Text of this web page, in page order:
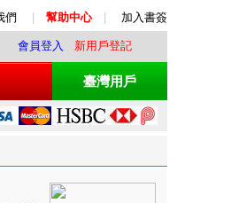
們 幫助中心 加入書簽
會員登入 新用戶登記
臺灣用戶